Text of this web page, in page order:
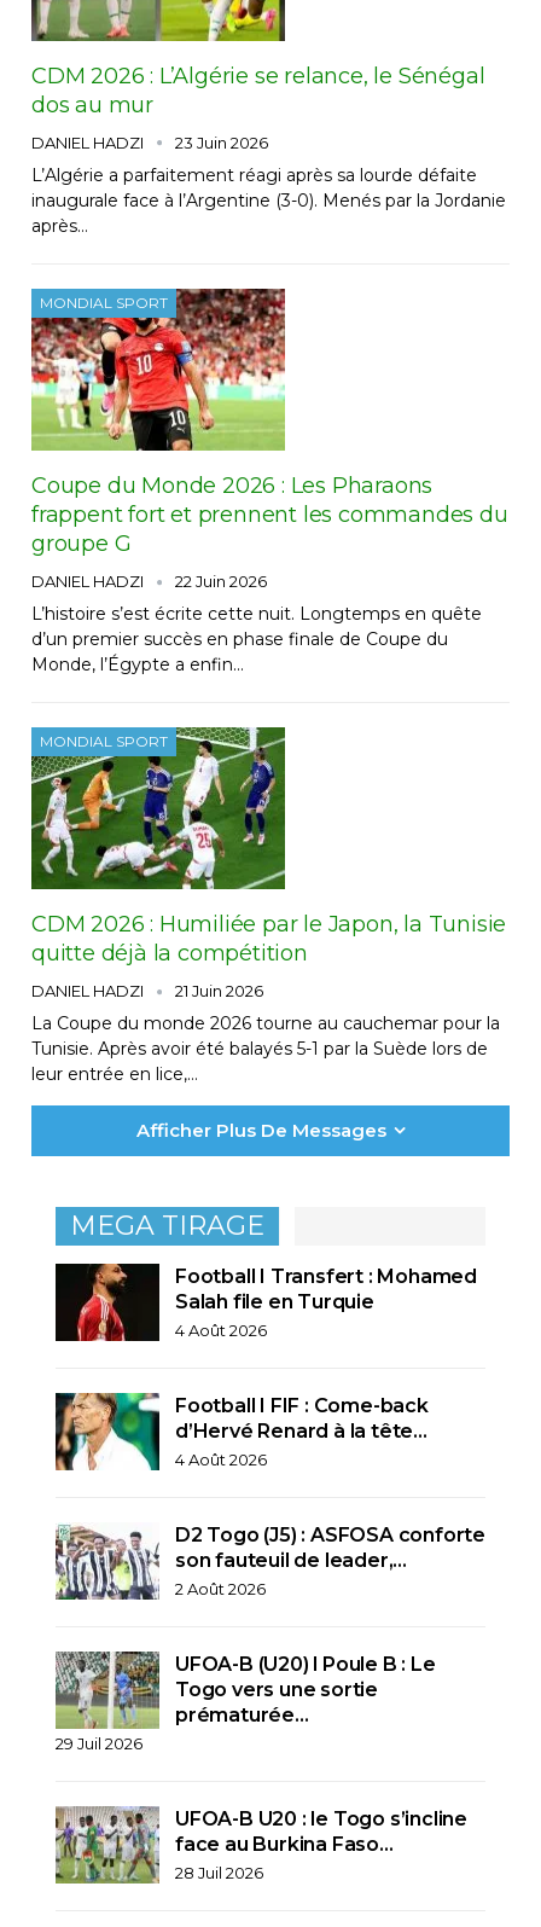
CDM 2026 : L’Algérie se relance, le Sénégal
dos au mur
DANIEL HADZI 23 Juin 2026
L’Algérie a parfaitement réagi après sa lourde défaite
inaugurale face à l’Argentine (3-0). Menés par la Jordanie
après…
MONDIAL SPORT
Coupe du Monde 2026 : Les Pharaons
frappent fort et prennent les commandes du
groupe G
DANIEL HADZI 22 Juin 2026
L’histoire s’est écrite cette nuit. Longtemps en quête
d’un premier succès en phase finale de Coupe du
Monde, l’Égypte a enfin…
MONDIAL SPORT
CDM 2026 : Humiliée par le Japon, la Tunisie
quitte déjà la compétition
DANIEL HADZI 21 Juin 2026
La Coupe du monde 2026 tourne au cauchemar pour la
Tunisie. Après avoir été balayés 5-1 par la Suède lors de
leur entrée en lice,…
Afficher Plus De Messages
MEGA TIRAGE
Football I Transfert : Mohamed
Salah file en Turquie
4 Août 2026
Football I FIF : Come-back
d’Hervé Renard à la tête…
4 Août 2026
D2 Togo (J5) : ASFOSA conforte
son fauteuil de leader,…
2 Août 2026
UFOA-B (U20) l Poule B : Le
Togo vers une sortie
prématurée…
29 Juil 2026
UFOA-B U20 : le Togo s’incline
face au Burkina Faso…
28 Juil 2026